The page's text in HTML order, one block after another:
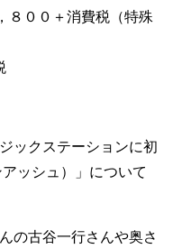
００＋消費税（特殊
ックステーションに初
ッシュ）」について
の古谷一行さんや奥さ